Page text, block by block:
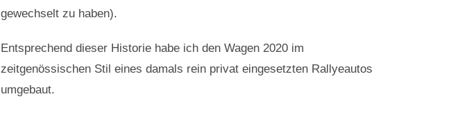
gewechselt zu haben).
Entsprechend dieser Historie habe ich den Wagen 2020 im
zeitgenössischen Stil eines damals rein privat eingesetzten Rallyeautos
umgebaut.